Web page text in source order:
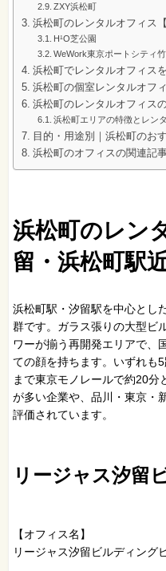
ZXY浜松町
浜松町のレンタルオフィス
H¹O芝公園
WeWork東京ポートシティ竹
浜松町でレンタルオフィス
浜松町の個室レンタルオフ
浜松町のレンタルオフィス
浜松町エリアの特徴とレン
目的・用途別｜浜松町のお
浜松町のオフィスの関連記
浜松町のレン
留・浜松町駅近
浜松町駅・汐留駅を中心とし
群です。ガラス張りの大型ビ
ワーが揃う再開発エリアで、
ての顔を持ちます。いずれも
まで東京モノレールで約20
が多い企業や、品川・東京・
評価されています。
リージャス汐留
【オフィス名】
リージャス汐留ビルディング